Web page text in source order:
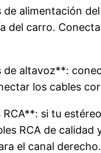
alimentación
del carro.
altavoz**:
los cables
si tu
RCA de
el canal derecho.